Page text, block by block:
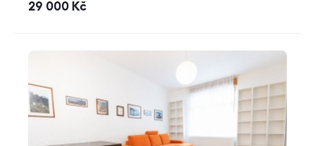
cena
29 000 Kč